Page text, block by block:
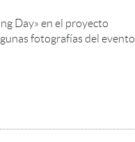
Day» en el proyecto
fotografías del evento.